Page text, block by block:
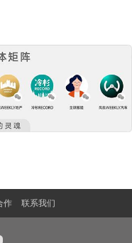
作 联系我们